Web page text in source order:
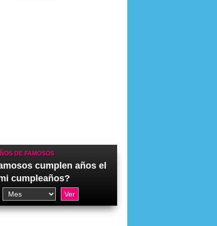
DE FAMOSOS
cumplen años el
cumpleaños?